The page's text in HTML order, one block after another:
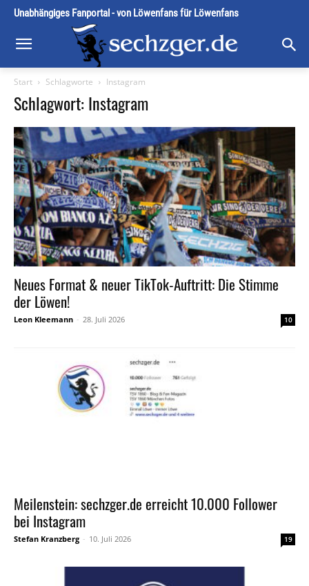
Unabhängiges Fanportal - von Löwenfans für Löwenfans
Start Schlagworte Instagram
Schlagwort: Instagram
Neues Format & neuer TikTok-Auftritt: Die Stimme
der Löwen!
Leon Kleemann - 28. Juli 2026 10
Meilenstein: sechzger.de erreicht 10.000 Follower
bei Instagram
Stefan Kranzberg - 10. Juli 2026 19